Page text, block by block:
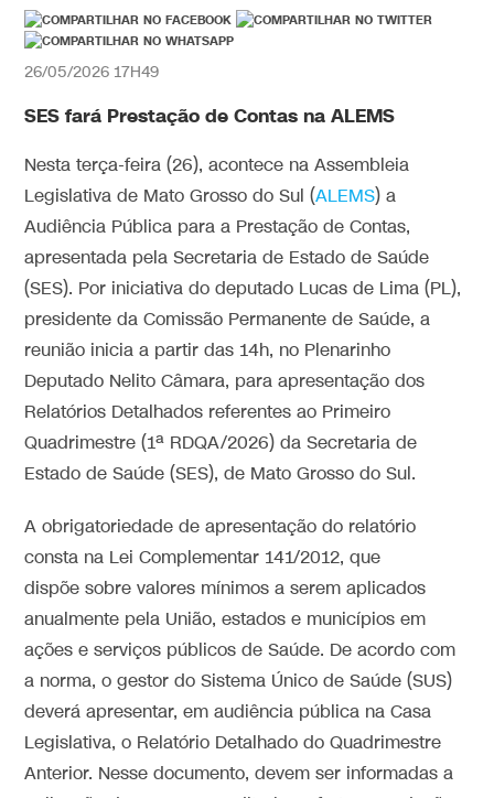
26/05/2026 17H49
SES fará Prestação de Contas na ALEMS
Nesta terça-feira (26), acontece na Assembleia
Legislativa de Mato Grosso do Sul (ALEMS) a
Audiência Pública para a Prestação de Contas,
apresentada pela Secretaria de Estado de Saúde
(SES). Por iniciativa do deputado Lucas de Lima (PL),
presidente da Comissão Permanente de Saúde, a
reunião inicia a partir das 14h, no Plenarinho
Deputado Nelito Câmara, para apresentação dos
Relatórios Detalhados referentes ao Primeiro
Quadrimestre (1ª RDQA/2026) da Secretaria de
Estado de Saúde (SES), de Mato Grosso do Sul.
A obrigatoriedade de apresentação do relatório
consta na Lei Complementar 141/2012, que
dispõe sobre valores mínimos a serem aplicados
anualmente pela União, estados e municípios em
ações e serviços públicos de Saúde. De acordo com
a norma, o gestor do Sistema Único de Saúde (SUS)
deverá apresentar, em audiência pública na Casa
Legislativa, o Relatório Detalhado do Quadrimestre
Anterior. Nesse documento, devem ser informadas a